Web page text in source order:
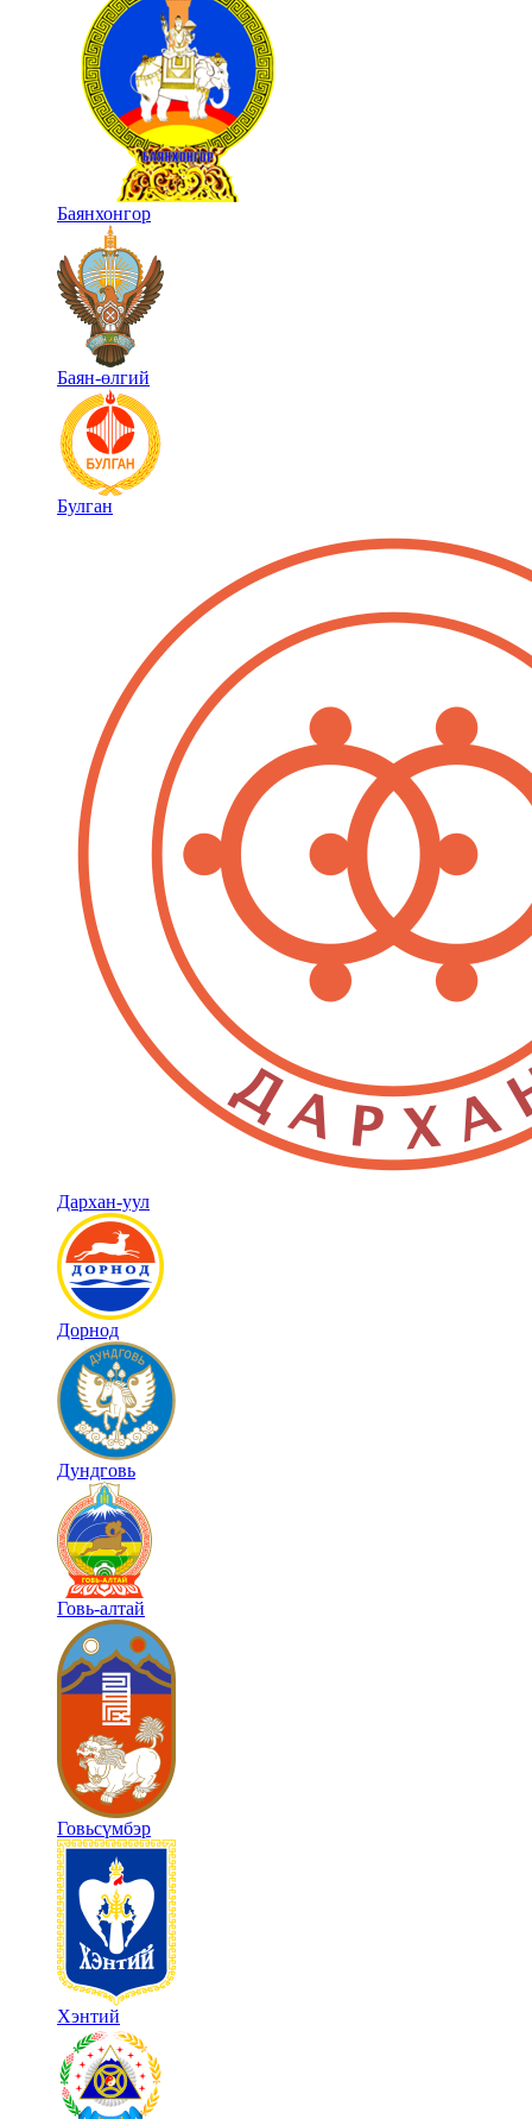
Баянхонгор
Баян-өлгий
Булган
Дархан-уул
Дорнод
Дундговь
Говь-алтай
Говьсүмбэр
Хэнтий